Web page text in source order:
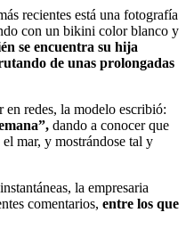
recientes está una fotografía
con un bikini color blanco y
se encuentra su hija
de unas prolongadas
en redes, la modelo escribió:
dando a conocer que
mar, y mostrándose tal y
la empresaria
comentarios, entre los que